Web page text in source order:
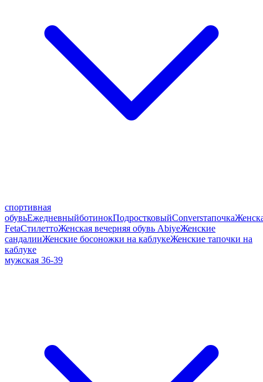
спортивная
обувьЕжедневныйботинокПодростковыйConversтапочка
FetaСтилеттоЖенская вечерняя обувь AbiyeЖенские
сандалииЖенские босоножки на каблукеЖенские тапочки на
каблуке
мужская 36-39